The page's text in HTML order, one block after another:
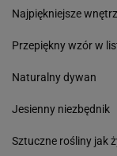
Najpiękniejsze
Przepiękny wzór w
Naturalny dywan
Jesienny niezbędnik
Sztuczne rośliny jak